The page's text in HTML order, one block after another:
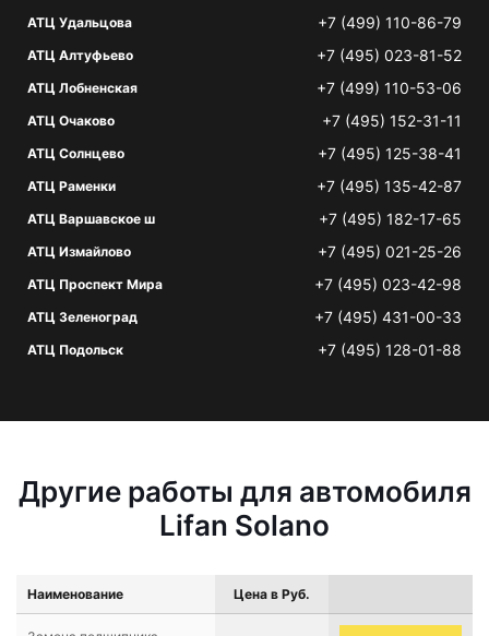
АТЦ Удальцова +7 (499) 110-86-79
АТЦ Алтуфьево +7 (495) 023-81-52
АТЦ Лобненская +7 (499) 110-53-06
АТЦ Очаково +7 (495) 152-31-11
АТЦ Солнцево +7 (495) 125-38-41
АТЦ Раменки +7 (495) 135-42-87
АТЦ Варшавское ш +7 (495) 182-17-65
АТЦ Измайлово +7 (495) 021-25-26
АТЦ Проспект Мира +7 (495) 023-42-98
АТЦ Зеленоград +7 (495) 431-00-33
АТЦ Подольск +7 (495) 128-01-88
Другие работы для автомобиля
Lifan Solano
Наименование Цена в Руб.